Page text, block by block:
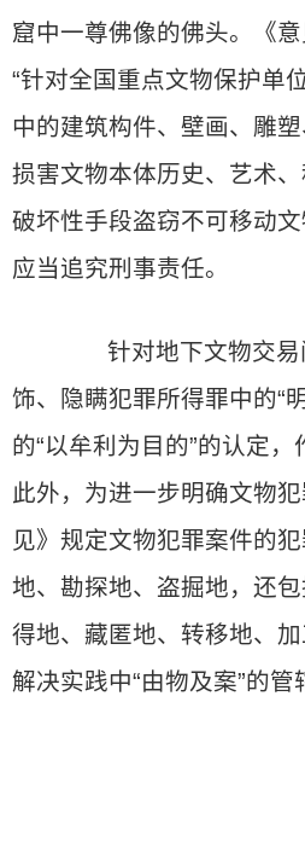
窟中一尊佛像的佛头。《
“针对全国重点文物保护单
中的建筑构件、壁画、雕塑
损害文物本体历史、艺术
破坏性手段盗窃不可移动文
应当追究刑事责任。
针对地下文物交易
饰、隐瞒犯罪所得罪中的“
的“以牟利为目的”的认定，
此外，为进一步明确文物
见》规定文物犯罪案件的
地、勘探地、盗掘地，还
得地、藏匿地、转移地、
解决实践中“由物及案”的管